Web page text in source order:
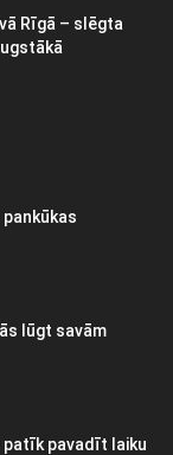
Rīgā – slēgta
lūgt savām
pavadīt laiku